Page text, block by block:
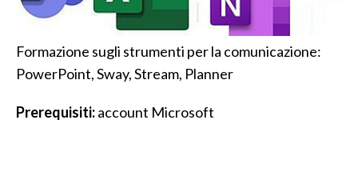
Formazione sugli strumenti per la comunicazione:
PowerPoint, Sway, Stream, Planner
Prerequisiti:account Microsoft